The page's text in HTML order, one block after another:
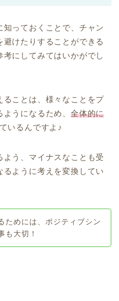
っておくことで、チャン
けたりすることができる
にしてみてはいかがでし
ることは、様々なことをプ
うになるため、 全体的に
いるんですよ♪
う、マイナスなことも受
ように考えを変換してい
ためには、ポジティブシン
も大切！